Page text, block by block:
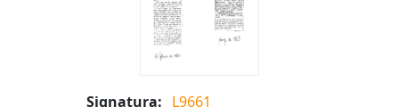
Signatura: L9661